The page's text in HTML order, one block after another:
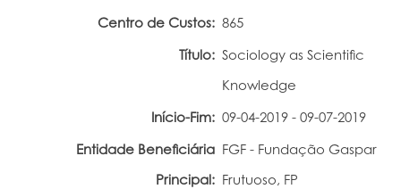
Centro de Custos: 865
Título: Sociology as Scientific
Knowledge
Início-Fim: 09-04-2019 - 09-07-2019
Entidade Beneficiária
Principal:
FGF - Fundação Gaspar
Frutuoso, FP